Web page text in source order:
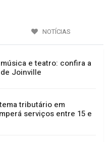
NOTÍCIAS
e teatro: confira a
Joinville